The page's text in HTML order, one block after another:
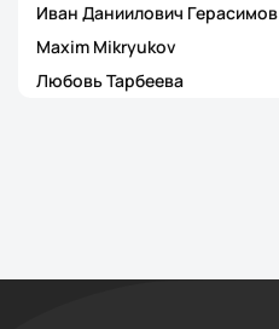
Иван Даниилович Герасимов
Maxim Mikryukov
Любовь Тарбеева